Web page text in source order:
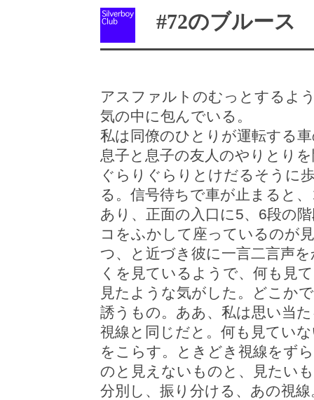
#72のブルース
アスファルトのむっとするよ
気の中に包んでいる。
私は同僚のひとりが運転する
息子と息子の友人のやりとり
ぐらりぐらりとけだるそうに
る。信号待ちで車が止まると
あり、正面の入口に5、6段の
コをふかして座っているのが
つ、と近づき彼に一言二言声
くを見ているようで、何も見
見たような気がした。どこか
誘うもの。ああ、私は思い当
視線と同じだと。何も見てい
をこらす。ときどき視線をず
のと見えないものと、見たい
分別し、振り分ける、あの視